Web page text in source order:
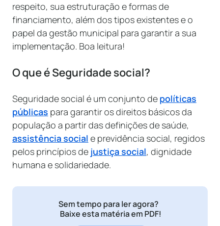
respeito, sua estruturação e formas de
financiamento, além dos tipos existentes e o
papel da gestão municipal para garantir a sua
implementação. Boa leitura!
O que é Seguridade social?
Seguridade social é um conjunto de políticas
públicas para garantir os direitos básicos da
população a partir das definições de saúde,
assistência social e previdência social, regidos
pelos princípios de justiça social, dignidade
humana e solidariedade.
Sem tempo para ler agora?
Baixe esta matéria em PDF!